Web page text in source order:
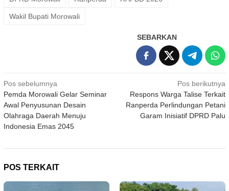
Wakil Bupati Morowali
SEBARKAN
Navigasi
pos
Pos sebelumnya
Pemda Morowali Gelar Seminar
Awal Penyusunan Desain
Olahraga Daerah Menuju
Indonesia Emas 2045
Pos berikutnya
Respons Warga Talise Terkait
Ranperda Perlindungan Petani
Garam Inisiatif DPRD Palu
POS TERKAIT